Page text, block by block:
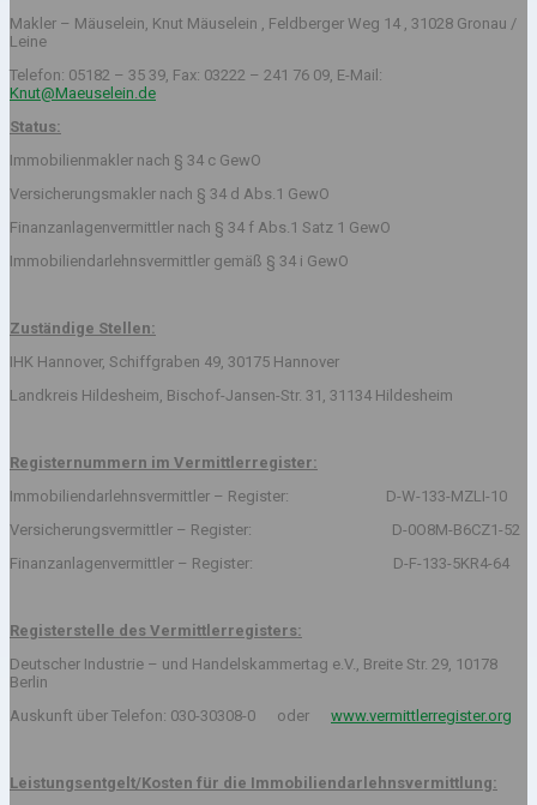
Makler – Mäuselein, Knut Mäuselein , Feldberger Weg 14 , 31028 Gronau /
Leine
Telefon: 05182 – 35 39, Fax: 03222 – 241 76 09, E-Mail:
Knut@Maeuselein.de
Status:
Immobilienmakler nach § 34 c GewO
Versicherungsmakler nach § 34 d Abs.1 GewO
Finanzanlagenvermittler nach § 34 f Abs.1 Satz 1 GewO
Immobiliendarlehnsvermittler gemäß § 34 i GewO
Zuständige Stellen:
IHK Hannover, Schiffgraben 49, 30175 Hannover
Landkreis Hildesheim, Bischof-Jansen-Str. 31, 31134 Hildesheim
Registernummern im Vermittlerregister:
Immobiliendarlehnsvermittler – Register: D-W-133-MZLI-10
Versicherungsvermittler – Register: D-0O8M-B6CZ1-52
Finanzanlagenvermittler – Register: D-F-133-5KR4-64
Registerstelle des Vermittlerregisters:
Deutscher Industrie – und Handelskammertag e.V., Breite Str. 29, 10178
Berlin
Auskunft über Telefon: 030-30308-0 oder www.vermittlerregister.org
Leistungsentgelt/Kosten für die Immobiliendarlehnsvermittlung: